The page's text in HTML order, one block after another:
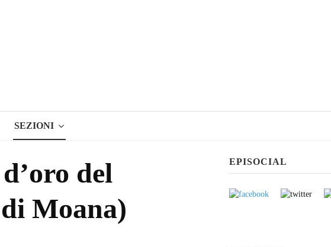
SEZIONI
del
Moana)
EPISOCIAL